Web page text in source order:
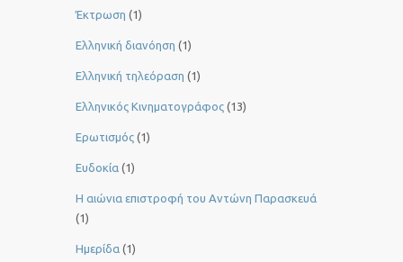
Έκτρωση (1)
Ελληνική διανόηση (1)
Ελληνική τηλεόραση (1)
Ελληνικός Κινηματογράφος (13)
Ερωτισμός (1)
Ευδοκία (1)
Η αιώνια επιστροφή του Αντώνη Παρασκευά
(1)
Ημερίδα (1)